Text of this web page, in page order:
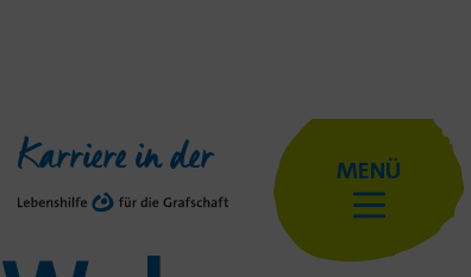
MENÜ
Karriere in der